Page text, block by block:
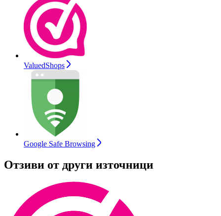
ValuedShops
Google Safe Browsing
Отзиви от други източници